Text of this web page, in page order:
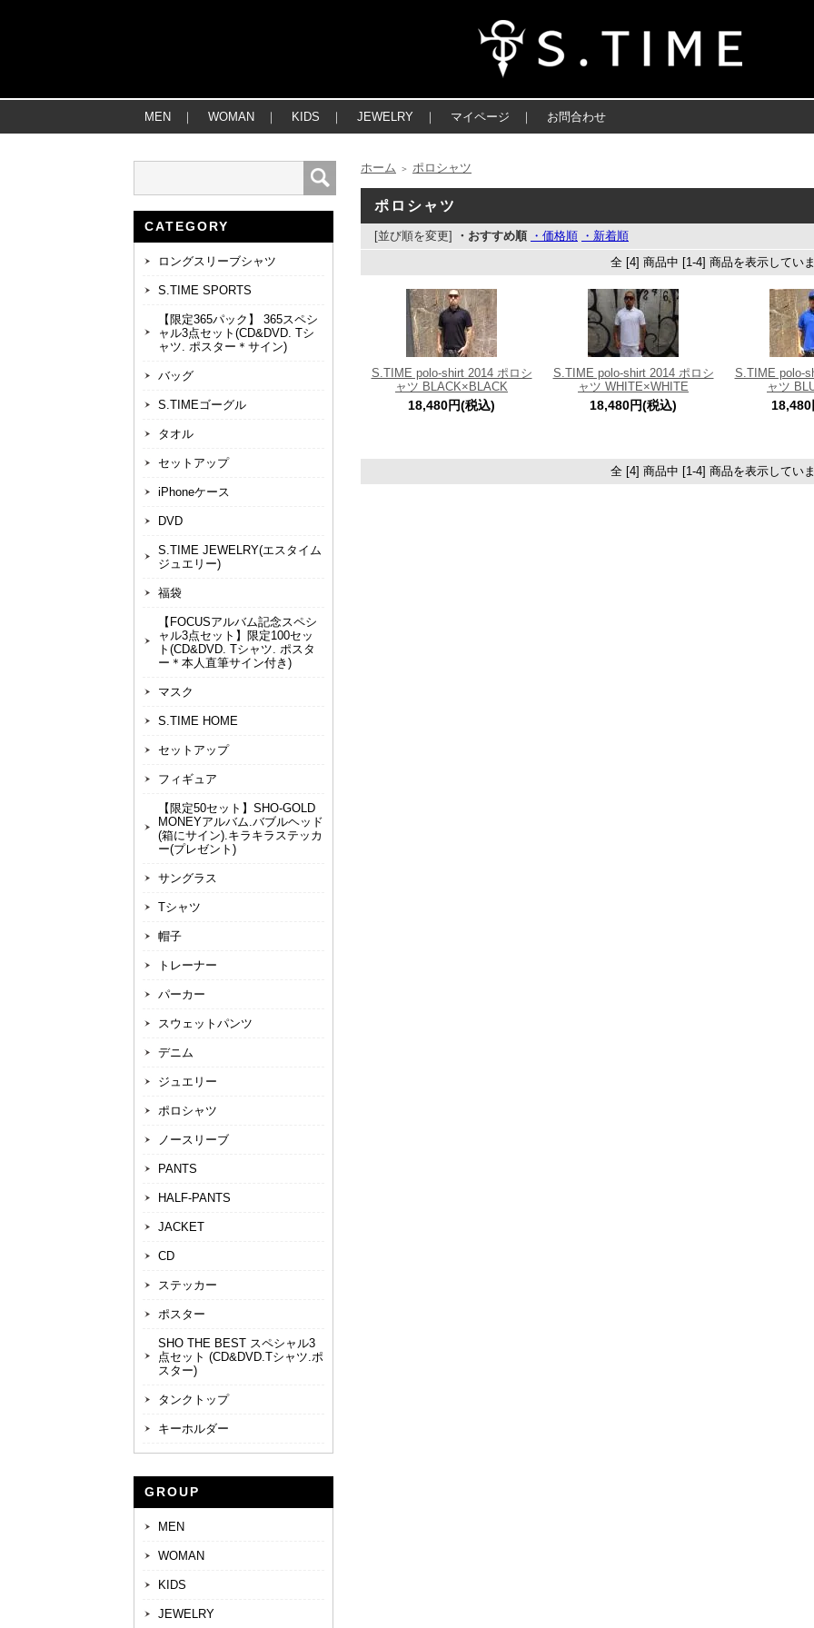
MEN ｜ WOMAN ｜ KIDS ｜ JEWELRY ｜ マイページ ｜ お問合わせ
CATEGORY
ロングスリーブシャツ
S.TIME SPORTS
【限定365パック】 365スペシ
ャル3点セット(CD&DVD. Tシ
ャツ. ポスター＊サイン)
バッグ
S.TIMEゴーグル
タオル
セットアップ
iPhoneケース
DVD
S.TIME JEWELRY(エスタイム
ジュエリー)
福袋
【FOCUSアルバム記念スペシ
ャル3点セット】限定100セッ
ト(CD&DVD. Tシャツ. ポスタ
ー＊本人直筆サイン付き)
マスク
S.TIME HOME
セットアップ
フィギュア
【限定50セット】SHO-GOLD
MONEYアルバム.バブルヘッド
(箱にサイン).キラキラステッカ
ー(プレゼント)
サングラス
Tシャツ
帽子
トレーナー
パーカー
スウェットパンツ
デニム
ジュエリー
ポロシャツ
ノースリーブ
PANTS
HALF-PANTS
JACKET
CD
ステッカー
ポスター
SHO THE BEST スペシャル3
点セット (CD&DVD.Tシャツ.ポ
スター)
タンクトップ
キーホルダー
GROUP
MEN
WOMAN
KIDS
JEWELRY
ホーム ＞ ポロシャツ
ポロシャツ
[並び順を変更] ・おすすめ順 ・価格順 ・新着順
全 [4] 商品中 [1-4] 商品を表示してい
S.TIME polo-shirt 2014 ポロシ
ャツ BLACK×BLACK
18,480円(税込)
S.TIME polo-shirt 2014 ポロシ
ャツ WHITE×WHITE
18,480円(税込)
S.TIME polo-
ャツ
全 [4] 商品中 [1-4] 商品を表示してい